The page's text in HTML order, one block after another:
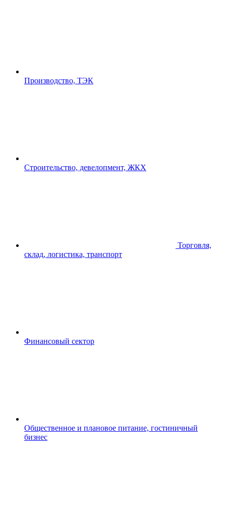
Производство, ТЭК
Строительство, девелопмент, ЖКХ
Торговля,
склад, логистика, транспорт
Финансовый сектор
Общественное и плановое питание, гостиничный
бизнес